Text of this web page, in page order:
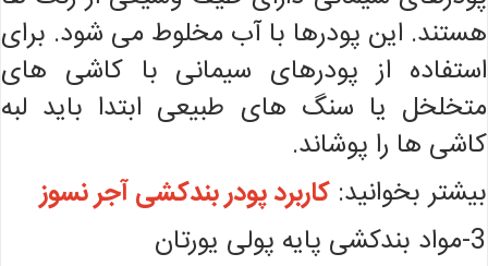
هستند. این پودرها با آب مخلوط می شود. برای
استفاده از پودرهای سیمانی با کاشی های
متخلخل یا سنگ های طبیعی ابتدا باید لبه
کاشی ها را پوشاند.
بیشتر بخوانید: کاربرد پودر بندکشی آجر نسوز
3-مواد بندکشی پایه پولی یورتان